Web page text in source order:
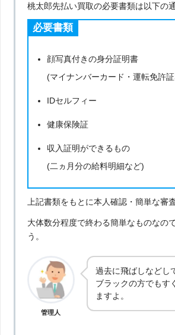
桃太郎先払い買取の必要書類は以下の通
必要書類
顔写真付きの身分証明書
(マイナンバーカード・運転免許
IDセルフィー
健康保険証
収入証明ができるもの
(二ヵ月分の給料明細など)
上記書類をもとに本人確認・簡単な審
大体数分程度で終わる簡単なものなの
う。
管理人
過去に飛ばしなどし
ブラックの方でもす
ますよ。